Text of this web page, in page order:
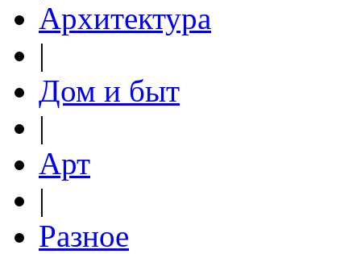
Архитектура
|
Дом и быт
|
Арт
|
Разное